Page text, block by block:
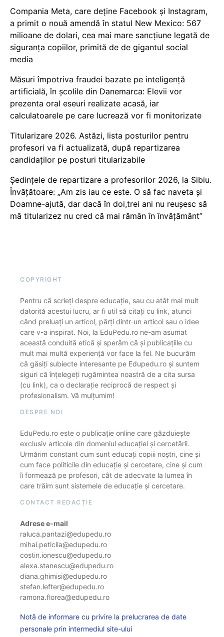
Compania Meta, care deține Facebook și Instagram,
a primit o nouă amendă în statul New Mexico: 567
milioane de dolari, cea mai mare sancțiune legată de
siguranța copiilor, primită de de gigantul social
media
Măsuri împotriva fraudei bazate pe inteligență
artificială, în școlile din Danemarca: Elevii vor
prezenta oral eseuri realizate acasă, iar
calculatoarele pe care lucrează vor fi monitorizate
Titularizare 2026. Astăzi, lista posturilor pentru
profesori va fi actualizată, după repartizarea
candidaților pe posturi titularizabile
Ședințele de repartizare a profesorilor 2026, la Sibiu.
Învățătoare: „Am zis iau ce este. O să fac naveta și
Doamne-ajută, dar dacă în doi,trei ani nu reușesc să
mă titularizez nu cred că mai rămân în învățământ”
COPYRIGHT
Pentru că scrieți despre educație, sau cu atât mai mult
datorită acestui lucru, ar fi util să citați cu link, atunci
când preluați un articol, părți dintr-un articol sau o idee
care v-a inspirat. Noi, la EduPedu.ro ne-am asumat
această conduită etică și sperăm că și publicațiile cu
mult mai multă experiență vor face la fel. Ne bucurăm
că găsiți subiecte interesante pe Edupedu.ro și suntem
siguri că înțelegeți rugămintea noastră de a cita sursa
(cu link), ca o declarație reciprocă de respect și
profesionalism. Vă mulțumim!
DESPRE NOI
EduPedu.ro este o publicație online care găzduiește
exclusiv articole din domeniul educației și cercetării.
Urmărim constant cum sunt educați copiii noștri, cine și
cum face politicile din educație și cercetare, cine și cum
îi formează pe profesori, cât de adecvate la lumea în
care trăim sunt sistemele de educație și cercetare.
CONTACT REDACȚIE
Adrese e-mail
raluca.pantazi@edupedu.ro
mihai.peticila@edupedu.ro
costin.ionescu@edupedu.ro
alexa.stanescu@edupedu.ro
diana.ghimisi@edupedu.ro
stefan.lefter@edupedu.ro
ramona.florea@edupedu.ro
Notă de informare cu privire la prelucrarea de date
personale prin intermediul site-ului